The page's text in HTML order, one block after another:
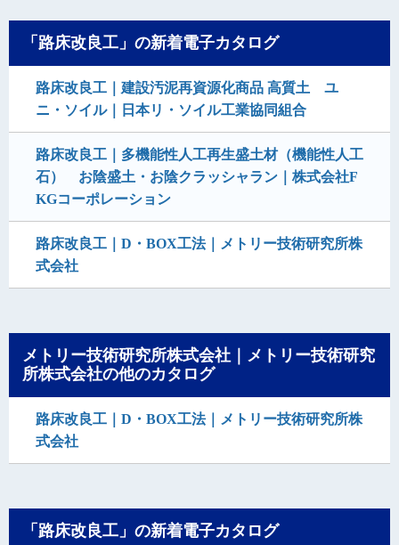
「路床改良工」の新着電子カタログ
路床改良工｜建設汚泥再資源化商品 高質土 ユ
ニ・ソイル｜日本リ・ソイル工業協同組合
路床改良工｜多機能性人工再生盛土材（機能性人工
石） お陰盛土・お陰クラッシャラン｜株式会社F
KGコーポレーション
路床改良工｜D・BOX工法｜メトリー技術研究所株
式会社
メトリー技術研究所株式会社｜メトリー技術研究
所株式会社の他のカタログ
路床改良工｜D・BOX工法｜メトリー技術研究所株
式会社
「路床改良工」の新着電子カタログ